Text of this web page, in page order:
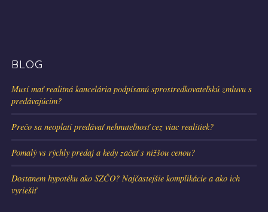
BLOG
Musí mať realitná kancelária podpísanú sprostredkovateľskú zmluvu s
predávajúcim?
Prečo sa neoplatí predávať nehnuteľnosť cez viac realitiek?
Pomalý vs rýchly predaj a kedy začať s nižšou cenou?
Dostanem hypotéku ako SZČO? Najčastejšie komplikácie a ako ich
vyriešiť